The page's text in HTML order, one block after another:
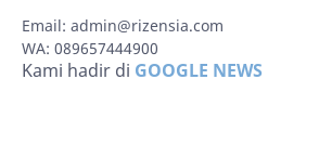
Email: admin@rizensia.com
WA: 089657444900
Kami hadir di GOOGLE NEWS